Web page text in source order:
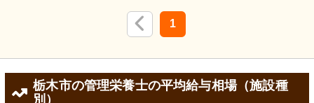
1
栃木市の管理栄養士の平均給与相場（施設種
別）